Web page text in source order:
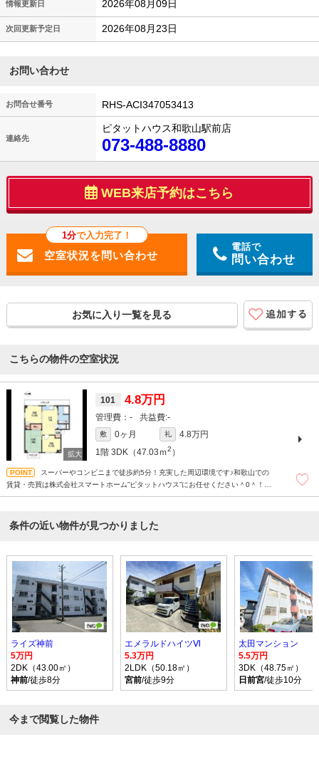
情報更新日 2026年08月09日
次回更新予定日 2026年08月23日
お問い合わせ
お問合せ番号 RHS-ACI347053413
連絡先
ピタットハウス和歌山駅前店
073-488-8880
WEB来店予約はこちら
1分で入力完了！
電話で
問い合わせ
お気に入り一覧を見る
こちらの物件の空室状況
101 4.8万円
- -
敷 0ヶ月 礼
4.8万円
1階 3DK（47.03ｍ2 ）
スーパーやコンビニまで徒歩約5分！充実した周辺環境です♪和歌山での
賃貸・売買は株式会社スマートホーム”ピタットハウス”にお任せください＾0＾！現
条件の近い物件が見つかりました
ライズ神前
5万円
2DK（43.00㎡）
神前/徒歩8分
エメラルドハイツⅥ
5.3万円
2LDK（50.18㎡）
宮前/徒歩9分
太田マンション
5.5万円
3DK（48.75㎡）
日前宮/徒歩10分
今まで閲覧した物件